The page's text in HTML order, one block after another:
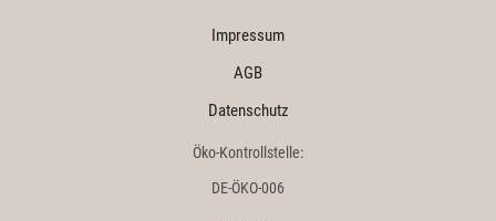
Impressum
AGB
Datenschutz
Öko-Kontrollstelle:
DE-ÖKO-006